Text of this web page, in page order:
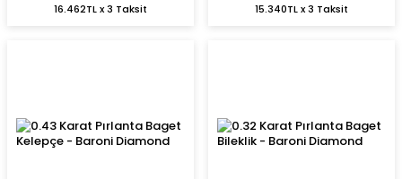
16.462TL x 3 Taksit 15.340TL x 3 Taksit